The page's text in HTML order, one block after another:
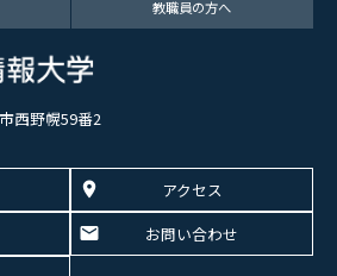
教職員の方へ
西野幌59番2
アクセス
お問い合わせ